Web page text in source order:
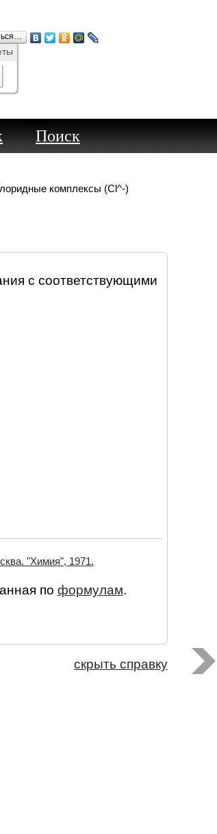
Поиск
комплексы (Cl^-)
с соответствующими
"Химия", 1971.
по формулам.
скрыть справку